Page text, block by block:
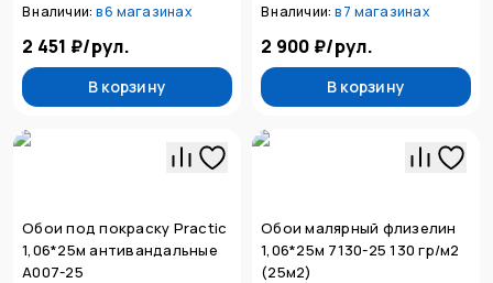
В наличии: в6 магазинах
2 451 ₽/рул.
В корзину
В наличии: в7 магазинах
2 900 ₽/рул.
В корзину
Обои под покраску Practic
1,06*25м антивандальные
А007-25
Обои малярный флизелин
1,06*25м 7130-25 130 гр/м2
(25м2)